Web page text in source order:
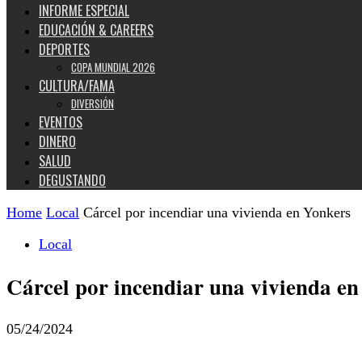
INFORME ESPECIAL
EDUCACIÓN & CAREERS
DEPORTES
COPA MUNDIAL 2026
CULTURA/FAMA
DIVERSIÓN
EVENTOS
DINERO
SALUD
DEGUSTANDO
Home Local Cárcel por incendiar una vivienda en Yonkers
Local
Cárcel por incendiar una vivienda
05/24/2024